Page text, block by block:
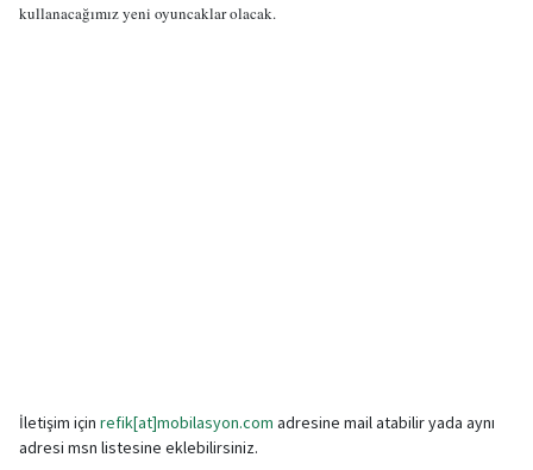
kullanacağımız yeni oyuncaklar olacak.
İletişim için refik[at]mobilasyon.com adresine mail atabilir yada aynı
adresi msn listesine eklebilirsiniz.